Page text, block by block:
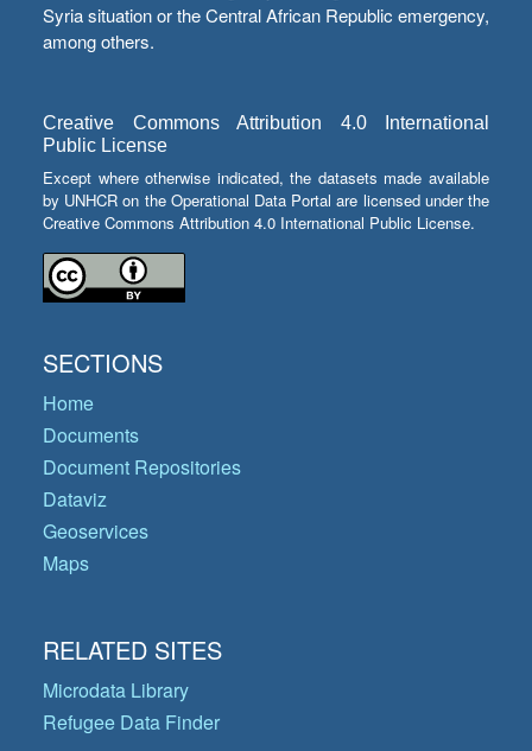
Syria situation or the Central African Republic emergency,
among others.
Creative Commons Attribution 4.0 International
Public License
Except where otherwise indicated, the datasets made available
by UNHCR on the Operational Data Portal are licensed under the
Creative Commons Attribution 4.0 International Public License.
SECTIONS
Home
Documents
Document Repositories
Dataviz
Geoservices
Maps
RELATED SITES
Microdata Library
Refugee Data Finder